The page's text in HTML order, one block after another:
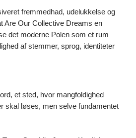
fremmedhad, udelukkelse og
Are Our Collective Dreams en
det moderne Polen som et rum
af stemmer, sprog, identiteter
et sted, hvor mangfoldighed
skal løses, men selve fundamentet